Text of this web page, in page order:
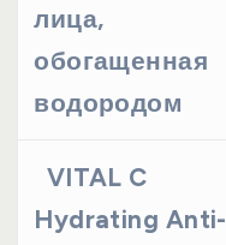
лица,
обогащенная
водородом
VITAL C
Hydrating Anti-